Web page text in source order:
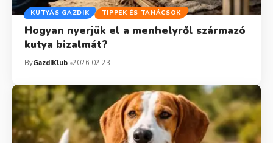
KUTYÁS GAZDIK TIPPEK ÉS TANÁCSOK
Hogyan nyerjük el a menhelyről származó
kutya bizalmát?
ByGazdiKlub 2026.02.23.